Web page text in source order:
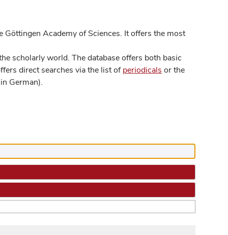
Academy of Sciences. It offers the most
scholarly world. The database offers both basic
direct searches via the list ofperiodicals or the
German).